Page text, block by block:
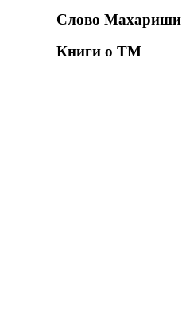
Слово Махариши
Книги о ТМ